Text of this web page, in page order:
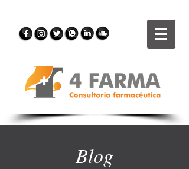
Blog